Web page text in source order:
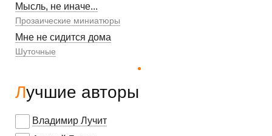
Мысль, не иначе...
Прозаические миниатюры
Мне не сидится дома
Шуточные
Лучшие авторы
Владимир Лучит